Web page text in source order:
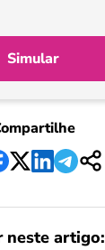
Simular
neste artigo: